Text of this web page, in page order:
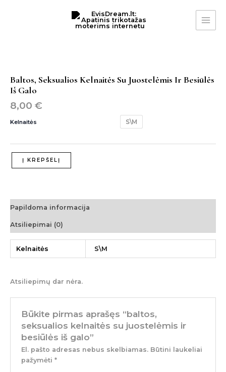
Baltos, Seksualios Kelnaitės Su Juostelėmis Ir Besiūlės
Iš Galo
8,00 €
Kelnaitės S\M
seksualios
kelnaitės
su
juostelėmis
besiūlės
galo
Į KREPŠELĮ
Papildoma informacija
Atsiliepimai (0)
Kelnaitės S\M
Atsiliepimų dar nėra.
Būkite pirmas aprašęs “baltos,
seksualios kelnaitės su juostelėmis ir
besiūlės iš galo”
El. pašto adresas nebus skelbiamas. Būtini laukeliai
pažymėti*